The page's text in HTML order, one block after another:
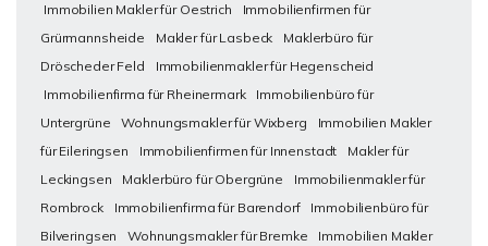
Immobilien Makler für Oestrich
Immobilienfirmen für
Grürmannsheide
Makler für Lasbeck
Maklerbüro für
Dröscheder Feld
Immobilienmakler für Hegenscheid
Immobilienfirma für Rheinermark
Immobilienbüro für
Untergrüne
Wohnungsmakler für Wixberg
Immobilien Makler
für Eileringsen
Immobilienfirmen für Innenstadt
Makler für
Leckingsen
Maklerbüro für Obergrüne
Immobilienmakler für
Rombrock
Immobilienfirma für Barendorf
Immobilienbüro für
Bilveringsen
Wohnungsmakler für Bremke
Immobilien Makler